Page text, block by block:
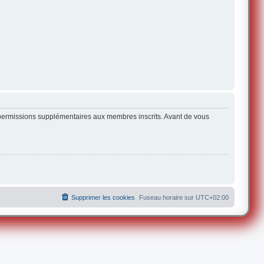
supplémentaires aux membres inscrits. Avant de vous
Fuseau horaire sur UTC+02:00
Supprimer les cookies